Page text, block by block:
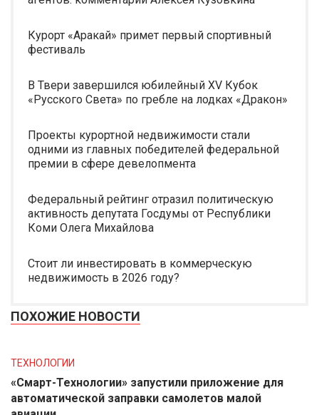
Курорт «Аракай» примет первый спортивный
фестиваль
В Твери завершился юбилейный XV Кубок
«Русского Света» по гребле на лодках «Дракон»
Проекты курортной недвижимости стали
одними из главных победителей федеральной
премии в сфере девелопмента
Федеральный рейтинг отразил политическую
активность депутата Госдумы от Республики
Коми Олега Михайлова
Стоит ли инвестировать в коммерческую
недвижимость в 2026 году?
ПОХОЖИЕ НОВОСТИ
ТЕХНОЛОГИИ
«Смарт-Технологии» запустили приложение для
автоматической заправки самолетов малой